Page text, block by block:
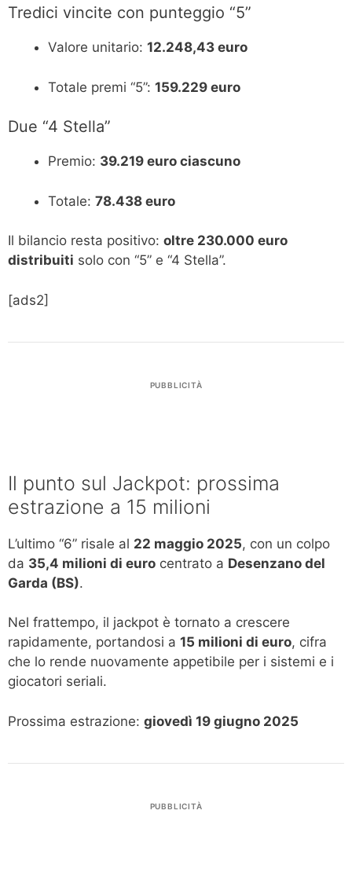
Tredici vincite con punteggio “5”
Valore unitario: 12.248,43 euro
Totale premi “5”: 159.229 euro
Due “4 Stella”
Premio: 39.219 euro ciascuno
Totale: 78.438 euro
Il bilancio resta positivo: oltre 230.000 euro
distribuiti solo con “5” e “4 Stella”.
[ads2]
PUBBLICITÀ
Il punto sul Jackpot: prossima
estrazione a 15 milioni
L’ultimo “6” risale al 22 maggio 2025, con un colpo
da 35,4 milioni di euro centrato a Desenzano del
Garda (BS).
Nel frattempo, il jackpot è tornato a crescere
rapidamente, portandosi a 15 milioni di euro, cifra
che lo rende nuovamente appetibile per i sistemi e i
giocatori seriali.
Prossima estrazione: giovedì 19 giugno 2025
PUBBLICITÀ